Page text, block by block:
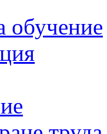
обучение